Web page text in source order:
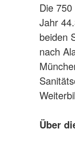
Die
Jahr
beiden
nach
Über